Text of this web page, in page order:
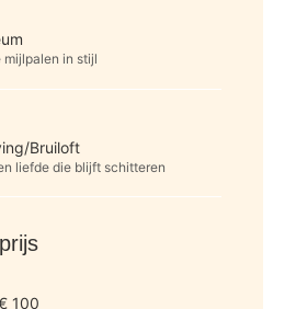
mijlpalen in stijl
Bruiloft
liefde die blijft schitteren
100